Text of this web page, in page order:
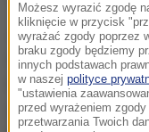
Już pierwszy gem
sygnałem, że
Czeszka musiała
dalszej części
Możesz wyrazić zgodę
kliknięcie w przycisk
wyrażać zgody poprzez
braku zgody będziemy
innych podstawach
w naszej polityce
"ustawienia
przed wyrażeniem
przetwarzania Twoich